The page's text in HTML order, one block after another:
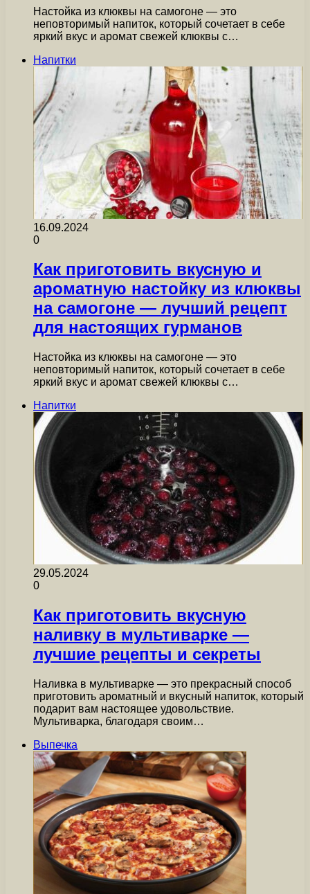
Настойка из клюквы на самогоне — это
неповторимый напиток, который сочетает в себе
яркий вкус и аромат свежей клюквы с…
Напитки
16.09.2024
0
Как приготовить вкусную и
ароматную настойку из клюквы
на самогоне — лучший рецепт
для настоящих гурманов
Настойка из клюквы на самогоне — это
неповторимый напиток, который сочетает в себе
яркий вкус и аромат свежей клюквы с…
Напитки
29.05.2024
0
Как приготовить вкусную
наливку в мультиварке —
лучшие рецепты и секреты
Наливка в мультиварке — это прекрасный способ
приготовить ароматный и вкусный напиток, который
подарит вам настоящее удовольствие.
Мультиварка, благодаря своим…
Выпечка